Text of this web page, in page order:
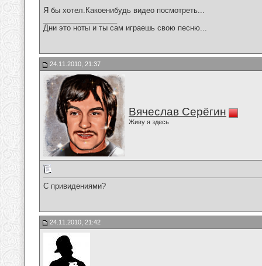
Я бы хотел.Какоенибудь видео посмотреть...
Дни это ноты и ты сам играешь свою песню...
24.11.2010, 21:37
Вячеслав Серёгин
Живу я здесь
С привидениями?
24.11.2010, 21:42